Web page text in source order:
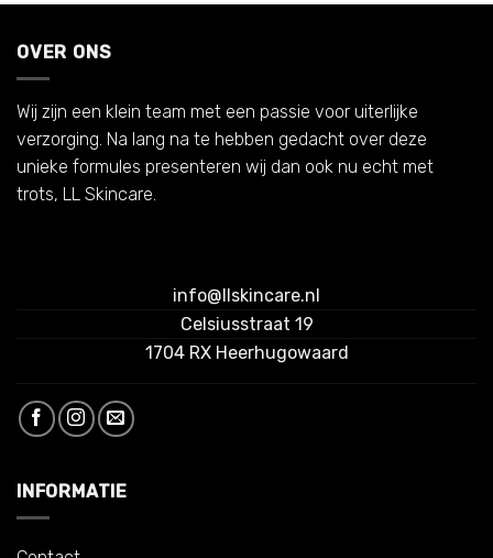
OVER ONS
Wij zijn een klein team met een passie voor uiterlijke
verzorging. Na lang na te hebben gedacht over deze
unieke formules presenteren wij dan ook nu echt met
trots, LL Skincare.
info@llskincare.nl
Celsiusstraat 19
1704 RX Heerhugowaard
INFORMATIE